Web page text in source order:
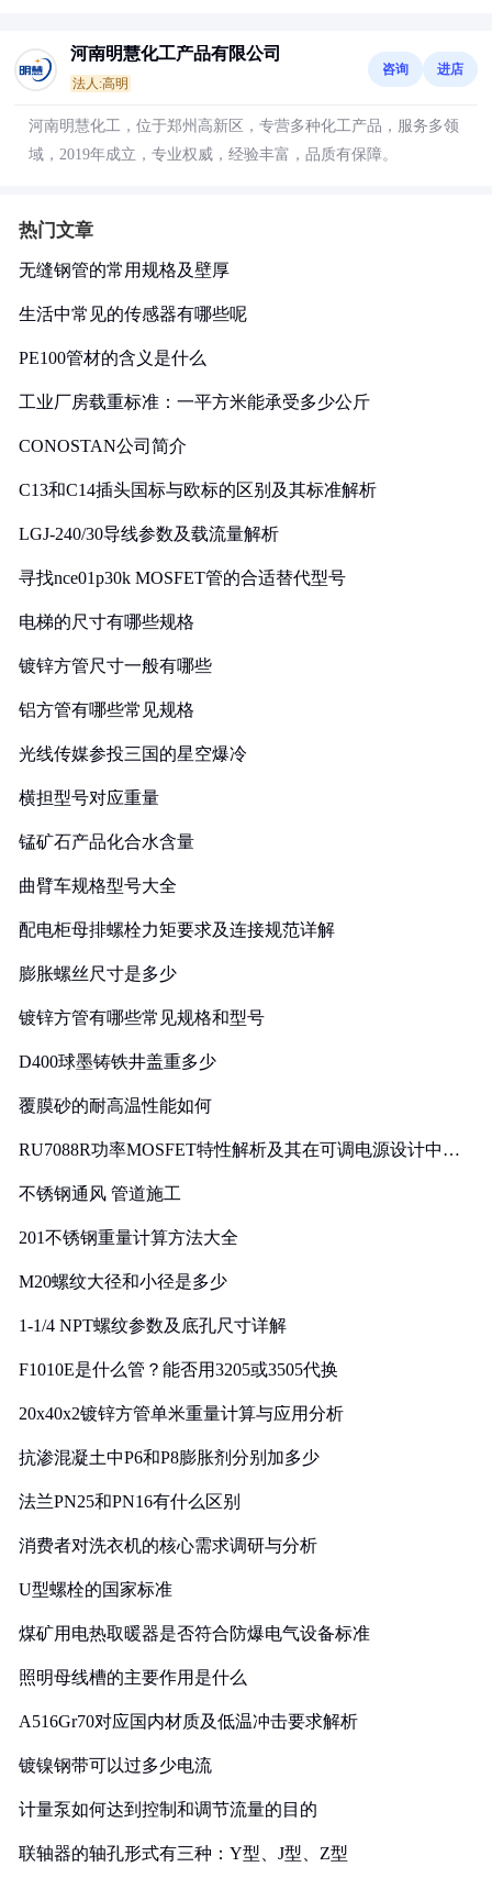
河南明慧化工产品有限公司
法人:高明
咨询 进店
河南明慧化工，位于郑州高新区，专营多种化工产品，服务多领
域，2019年成立，专业权威，经验丰富，品质有保障。
热门文章
无缝钢管的常用规格及壁厚
生活中常见的传感器有哪些呢
PE100管材的含义是什么
工业厂房载重标准：一平方米能承受多少公斤
CONOSTAN公司简介
C13和C14插头国标与欧标的区别及其标准解析
LGJ-240/30导线参数及载流量解析
寻找nce01p30k MOSFET管的合适替代型号
电梯的尺寸有哪些规格
镀锌方管尺寸一般有哪些
铝方管有哪些常见规格
光线传媒参投三国的星空爆冷
横担型号对应重量
锰矿石产品化合水含量
曲臂车规格型号大全
配电柜母排螺栓力矩要求及连接规范详解
膨胀螺丝尺寸是多少
镀锌方管有哪些常见规格和型号
D400球墨铸铁井盖重多少
覆膜砂的耐高温性能如何
RU7088R功率MOSFET特性解析及其在可调电源设计中的
不锈钢通风 管道施工
201不锈钢重量计算方法大全
M20螺纹大径和小径是多少
1-1/4 NPT螺纹参数及底孔尺寸详解
F1010E是什么管？能否用3205或3505代换
20x40x2镀锌方管单米重量计算与应用分析
抗渗混凝土中P6和P8膨胀剂分别加多少
法兰PN25和PN16有什么区别
消费者对洗衣机的核心需求调研与分析
U型螺栓的国家标准
煤矿用电热取暖器是否符合防爆电气设备标准
照明母线槽的主要作用是什么
A516Gr70对应国内材质及低温冲击要求解析
镀镍钢带可以过多少电流
计量泵如何达到控制和调节流量的目的
联轴器的轴孔形式有三种：Y型、J型、Z型